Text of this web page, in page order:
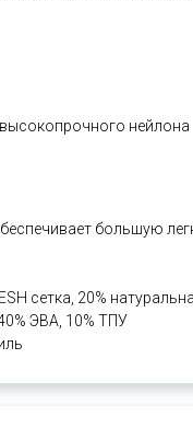
нейлона
большую
сетка, 20%
ЭВА, 10% ТПУ